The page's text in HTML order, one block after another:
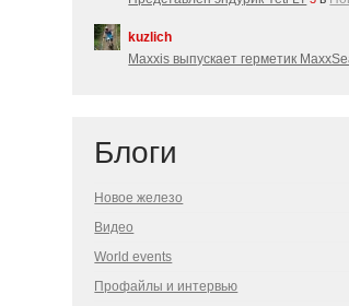
kuzlich
Maxxis выпускает герметик
Блоги
Новое железо
Видео
World events
Профайлы и интервью